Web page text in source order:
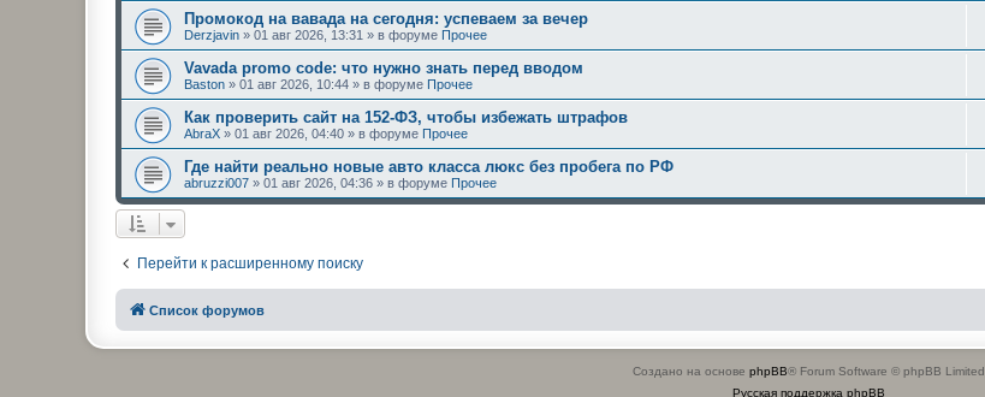
Промокод на вавада на сегодня: успеваем за вечер
Derzjavin » 01 авг 2026, 13:31 » в форуме Прочее
Vavada promo code: что нужно знать перед вводом
Baston » 01 авг 2026, 10:44 » в форуме Прочее
Как проверить сайт на 152-ФЗ, чтобы избежать штрафов
AbraX » 01 авг 2026, 04:40 » в форуме Прочее
Где найти реально новые авто класса люкс без пробега по РФ
abruzzi007 » 01 авг 2026, 04:36 » в форуме Прочее
Перейти к расширенному поиску
Список форумов
Создано на основе phpBB® Forum Software © phpBB Limited
Русская поддержка phpBB